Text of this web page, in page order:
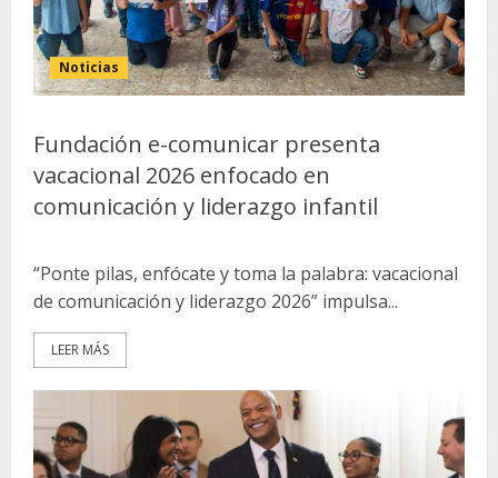
Noticias
Fundación e-comunicar presenta
vacacional 2026 enfocado en
comunicación y liderazgo infantil
“Ponte pilas, enfócate y toma la palabra: vacacional
de comunicación y liderazgo 2026” impulsa...
LEER MÁS